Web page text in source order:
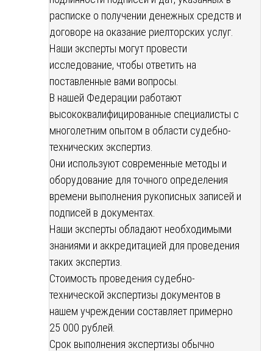
расписке о получении денежных средств и
договоре на оказание риелторских услуг.
Наши эксперты могут провести
исследование, чтобы ответить на
поставленные вами вопросы.
В нашей Федерации работают
высококвалифицированные специалисты с
многолетним опытом в области судебно-
технических экспертиз.
Они используют современные методы и
оборудование для точного определения
времени выполнения рукописных записей и
подписей в документах.
Наши эксперты обладают необходимыми
знаниями и аккредитацией для проведения
таких экспертиз.
Стоимость проведения судебно-
технической экспертизы документов в
нашем учреждении составляет примерно
25 000 рублей.
Срок выполнения экспертизы обычно